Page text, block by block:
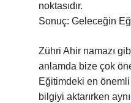
noktasıdır.
Sonuç: Geleceğin
Zühri Ahir namazı
anlamda bize çok
Eğitimdeki en
bilgiyi aktarırken